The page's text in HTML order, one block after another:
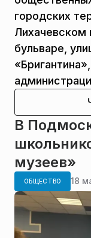
городских
бульваре,
В
музеев»
ОБЩЕСТВО 18